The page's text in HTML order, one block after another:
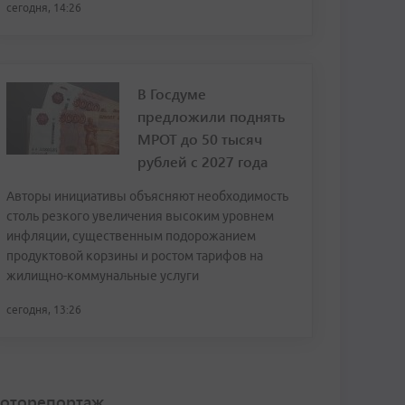
сегодня, 14:26
В Госдуме
предложили поднять
МРОТ до 50 тысяч
рублей с 2027 года
Авторы инициативы объясняют необходимость
столь резкого увеличения высоким уровнем
инфляции, существенным подорожанием
продуктовой корзины и ростом тарифов на
жилищно-коммунальные услуги
сегодня, 13:26